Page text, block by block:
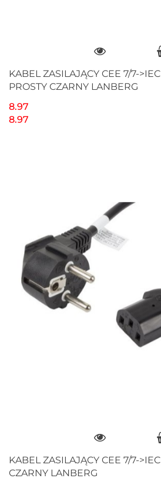
KABEL ZASILAJĄCY CEE 7/7-
PROSTY CZARNY LANBERG
8.97
8.97
KABEL ZASILAJĄCY CEE 7/7-
CZARNY LANBERG